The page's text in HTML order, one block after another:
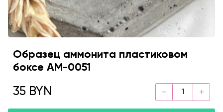
Образец аммонита пластиковом
боксе AM-0051
35 BYN